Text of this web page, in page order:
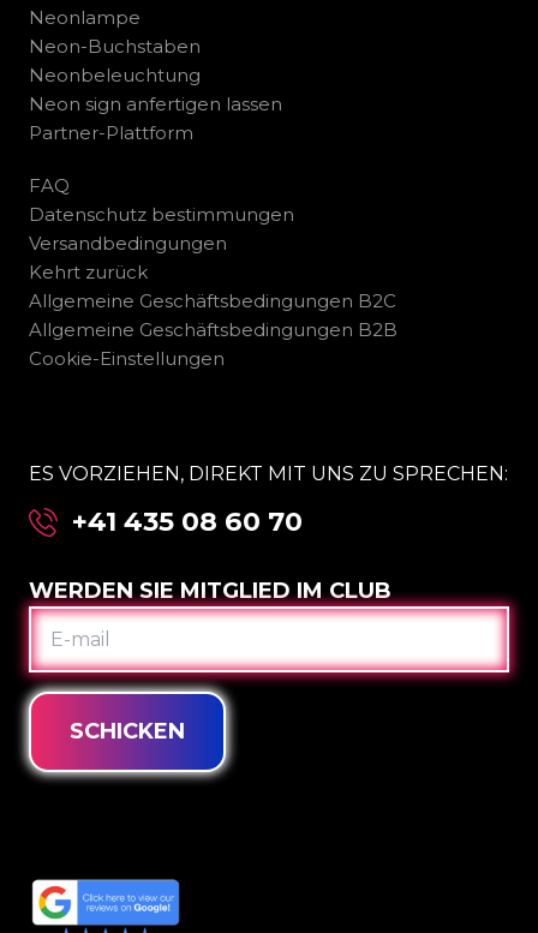
Neonlampe
Neon-Buchstaben
Neonbeleuchtung
Neon sign anfertigen lassen
Partner-Plattform
FAQ
Datenschutz bestimmungen
Versandbedingungen
Kehrt zurück
Allgemeine Geschäftsbedingungen B2C
Allgemeine Geschäftsbedingungen B2B
Cookie-Einstellungen
ES VORZIEHEN, DIREKT MIT UNS ZU SPRECHEN:
+41 435 08 60 70
WERDEN SIE MITGLIED IM CLUB
E-
MAIL
SCHICKEN